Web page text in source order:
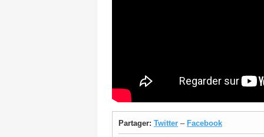
Partager: Twitter – Facebook